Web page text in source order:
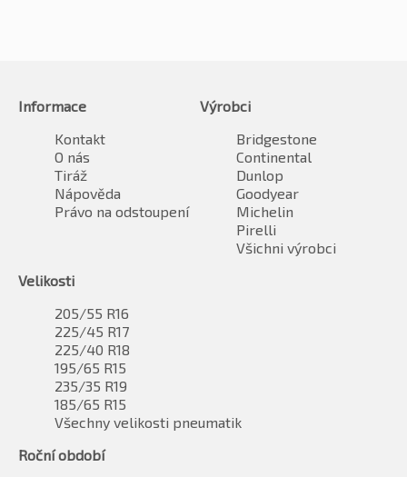
Informace
Kontakt
O nás
Tiráž
Nápověda
Právo na odstoupení
Výrobci
Bridgestone
Continental
Dunlop
Goodyear
Michelin
Pirelli
Všichni výrobci
Velikosti
205/55 R16
225/45 R17
225/40 R18
195/65 R15
235/35 R19
185/65 R15
Všechny velikosti pneumatik
Roční období